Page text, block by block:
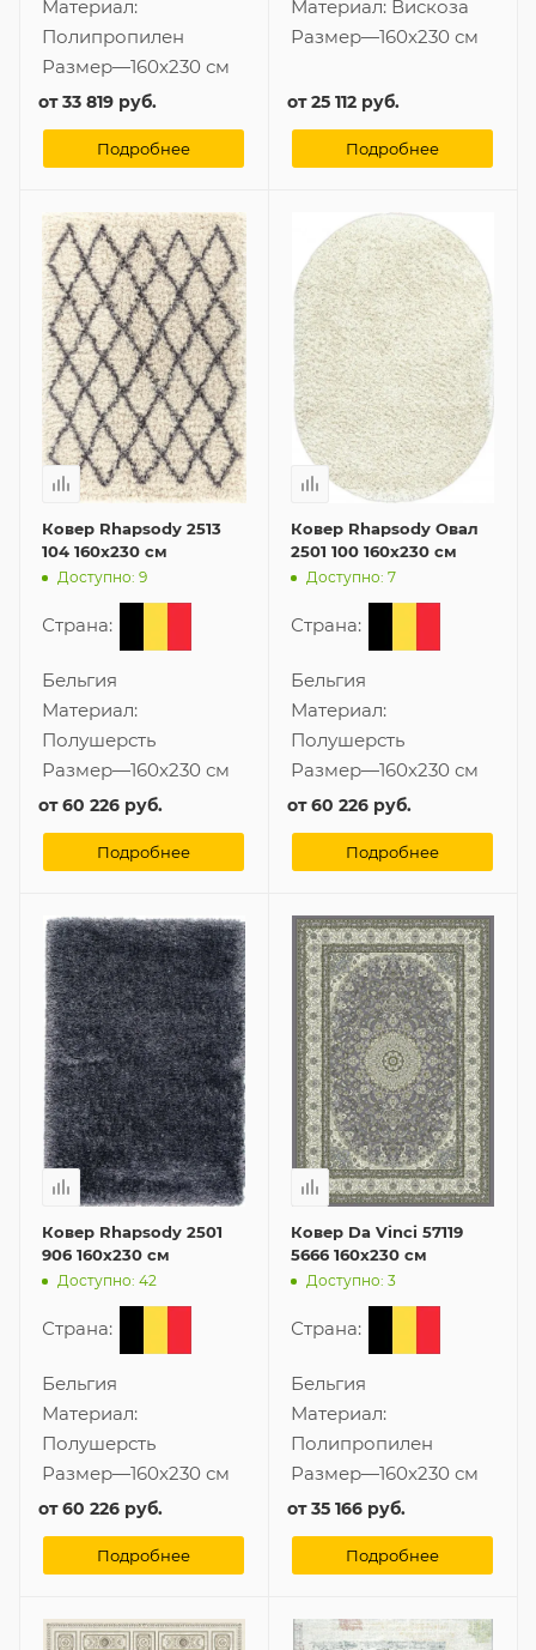
Материал:
Полипропилен
Размер—160x230 см
от33 819 руб.
Подробнее
Материал: Вискоза
Размер—160x230 см
от25 112 руб.
Подробнее
Ковер Rhapsody 2513
104 160x230 см
Доступно: 9
Страна:
Бельгия
Материал:
Полушерсть
Размер—160x230 см
от60 226 руб.
Подробнее
Ковер Rhapsody Овал
2501 100 160x230 см
Доступно: 7
Страна:
Бельгия
Материал:
Полушерсть
Размер—160x230 см
от60 226 руб.
Подробнее
Ковер Rhapsody 2501
906 160x230 см
Доступно: 42
Страна:
Бельгия
Материал:
Полушерсть
Размер—160x230 см
от60 226 руб.
Подробнее
Ковер Da Vinci 57119
5666 160x230 см
Доступно: 3
Страна:
Бельгия
Материал:
Полипропилен
Размер—160x230 см
от35 166 руб.
Подробнее